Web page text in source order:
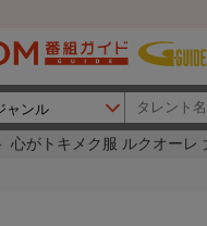
心がトキメク服 ルクオーレ